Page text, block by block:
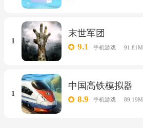
1
末世军团
9.1 手机游戏 91.81M
1
中国高铁模拟器
8.9 手机游戏 89.19M